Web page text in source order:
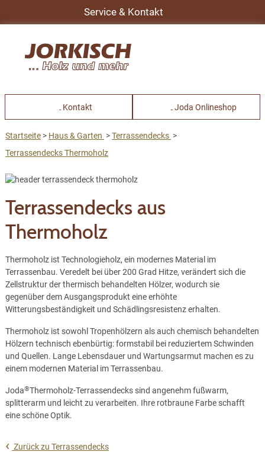
Service & Kontakt
Kontakt Joda Onlineshop
Startseite Haus & Garten
Terrassendecks
Terrassendecks Thermoholz
Terrassendecks aus
Thermoholz
Thermoholz ist Technologieholz, ein modernes Material im
Terrassenbau. Veredelt bei über 200 Grad Hitze, verändert sich die
Zellstruktur der thermisch behandelten Hölzer, wodurch sie
gegenüber dem Ausgangsprodukt eine erhöhte
Witterungsbeständigkeit und Schädlingsresistenz erhalten.
Thermoholz ist sowohl Tropenhölzern als auch chemisch behandelten
Hölzern technisch ebenbürtig: formstabil bei reduziertem Schwinden
und Quellen. Lange Lebensdauer und Wartungsarmut machen es zu
einem modernen Material im Terrassenbau.
Joda®Thermoholz-Terrassendecks sind angenehm fußwarm,
splitterarm und leicht zu verarbeiten. Ihre rotbraune Farbe schafft
eine schöne Optik.
Zurück zu Terrassendecks